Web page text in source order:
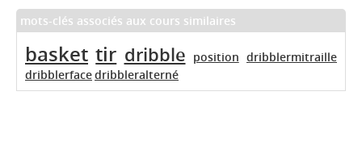
mots-clés associés aux cours similaires
basket tir dribble position dribblermitraille
dribblerfacedribbleralterné